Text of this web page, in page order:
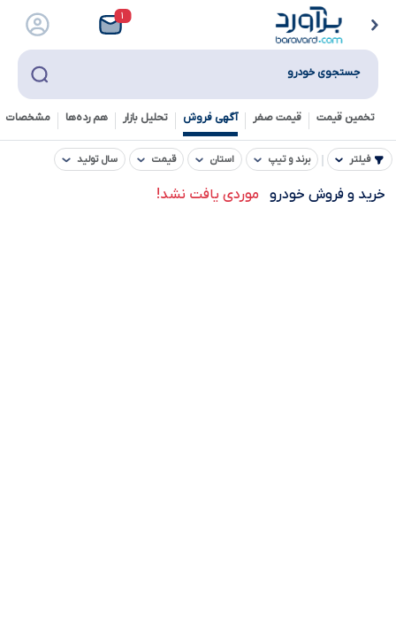
۱
جستجوی خودرو
تخمین قیمت قیمت صفر آگهی فروش تحلیل بازار هم رده‌ها‌ مشخصات
فیلتر برند و تیپ استان قیمت سال تولید
خرید و فروش خودرو موردی یافت نشد!